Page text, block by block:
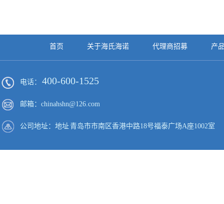
首页 关于海氏海诺 代理商招募 产
电话： 400-600-1525
邮箱：chinahshn@126.com
公司地址：地址 青岛市市南区香港中路18号福泰广场A座1002室